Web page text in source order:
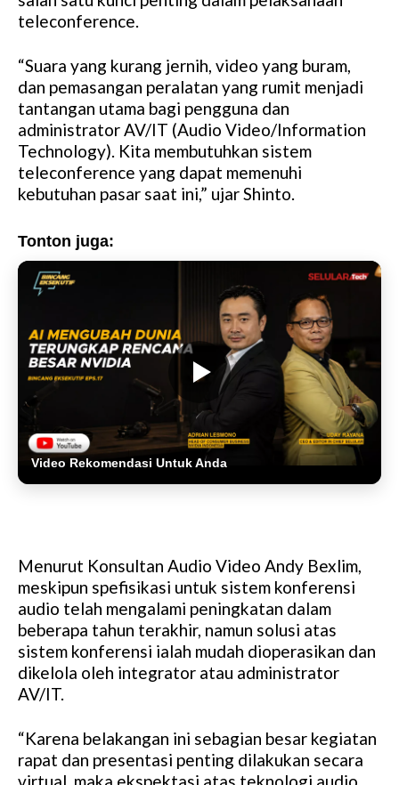
teleconference.
“Suara yang kurang jernih, video yang buram,
dan pemasangan peralatan yang rumit menjadi
tantangan utama bagi pengguna dan
administrator AV/IT (Audio Video/Information
Technology). Kita membutuhkan sistem
teleconference yang dapat memenuhi
kebutuhan pasar saat ini,” ujar Shinto.
Tonton juga:
Video Rekomendasi Untuk Anda
Menurut Konsultan Audio Video Andy Bexlim,
meskipun spefisikasi untuk sistem konferensi
audio telah mengalami peningkatan dalam
beberapa tahun terakhir, namun solusi atas
sistem konferensi ialah mudah dioperasikan dan
dikelola oleh integrator atau administrator
AV/IT.
“Karena belakangan ini sebagian besar kegiatan
rapat dan presentasi penting dilakukan secara
virtual, maka ekspektasi atas teknologi audio